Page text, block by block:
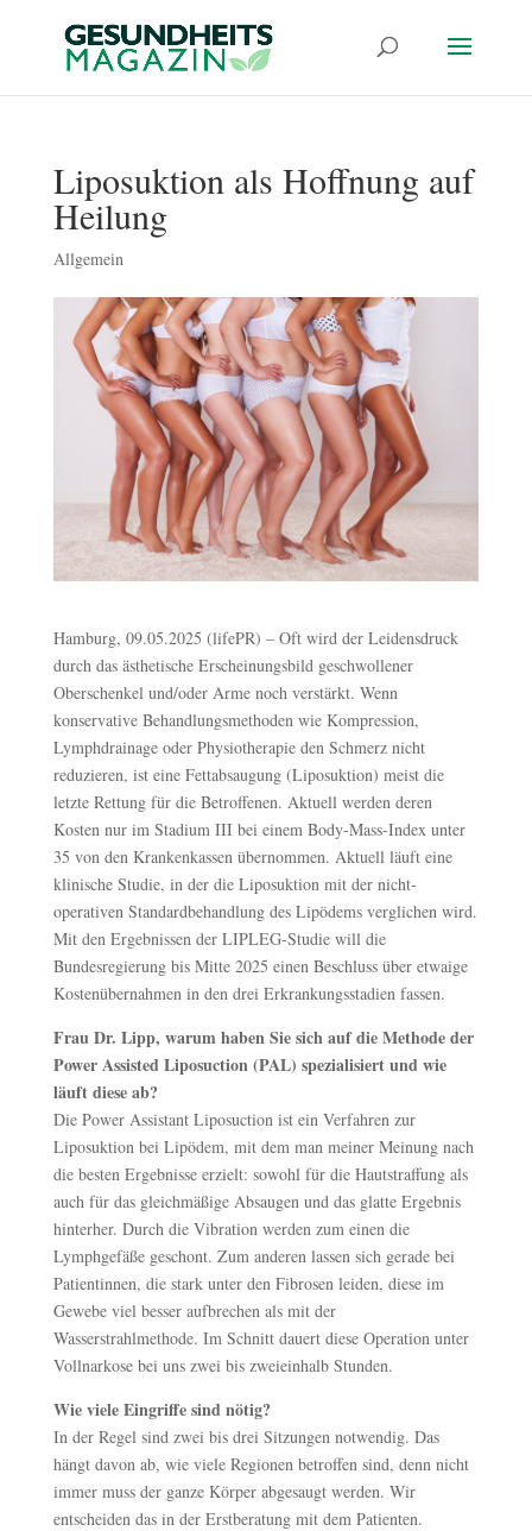
Liposuktion als Hoffnung auf
Heilung
Allgemein
Hamburg, 09.05.2025 (lifePR) – Oft wird der Leidensdruck
durch das ästhetische Erscheinungsbild geschwollener
Oberschenkel und/oder Arme noch verstärkt. Wenn
konservative Behandlungsmethoden wie Kompression,
Lymphdrainage oder Physiotherapie den Schmerz nicht
reduzieren, ist eine Fettabsaugung (Liposuktion) meist die
letzte Rettung für die Betroffenen. Aktuell werden deren
Kosten nur im Stadium III bei einem Body-Mass-Index unter
35 von den Krankenkassen übernommen. Aktuell läuft eine
klinische Studie, in der die Liposuktion mit der nicht-
operativen Standardbehandlung des Lipödems verglichen wird.
Mit den Ergebnissen der LIPLEG-Studie will die
Bundesregierung bis Mitte 2025 einen Beschluss über etwaige
Kostenübernahmen in den drei Erkrankungsstadien fassen.
Frau Dr. Lipp, warum haben Sie sich auf die Methode der
Power Assisted Liposuction (PAL) spezialisiert und wie
läuft diese ab?
Die Power Assistant Liposuction ist ein Verfahren zur
Liposuktion bei Lipödem, mit dem man meiner Meinung nach
die besten Ergebnisse erzielt: sowohl für die Hautstraffung als
auch für das gleichmäßige Absaugen und das glatte Ergebnis
hinterher. Durch die Vibration werden zum einen die
Lymphgefäße geschont. Zum anderen lassen sich gerade bei
Patientinnen, die stark unter den Fibrosen leiden, diese im
Gewebe viel besser aufbrechen als mit der
Wasserstrahlmethode. Im Schnitt dauert diese Operation unter
Vollnarkose bei uns zwei bis zweieinhalb Stunden.
Wie viele Eingriffe sind nötig?
In der Regel sind zwei bis drei Sitzungen notwendig. Das
hängt davon ab, wie viele Regionen betroffen sind, denn nicht
immer muss der ganze Körper abgesaugt werden. Wir
entscheiden das in der Erstberatung mit dem Patienten.